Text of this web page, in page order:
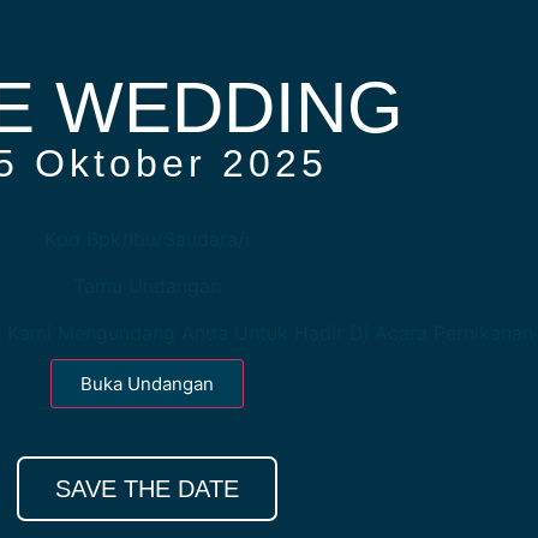
WEDDING
Oktober 2025
Buka Undangan
SAVE THE DATE